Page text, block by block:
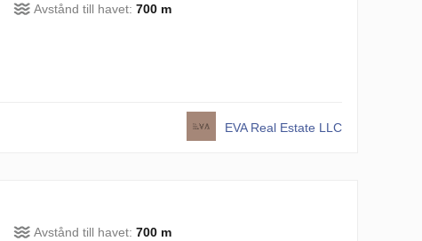
Avstånd till havet: 700 m
EVA Real Estate LLC
Avstånd till havet: 700 m